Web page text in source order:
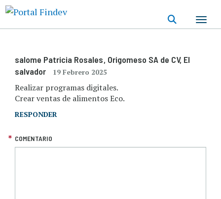
salome Patricia Rosales, Origomeso SA de CV, El
salvador
19 Febrero 2025
Realizar programas digitales.
Crear ventas de alimentos Eco.
RESPONDER
COMENTARIO